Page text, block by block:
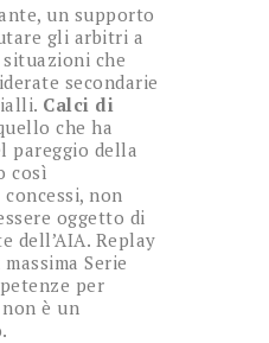
un supporto
gli arbitri a
situazioni che
secondarie
Calci di
che ha
pareggio della
così
non
oggetto di
dell’AIA. Replay
Serie
per
è un